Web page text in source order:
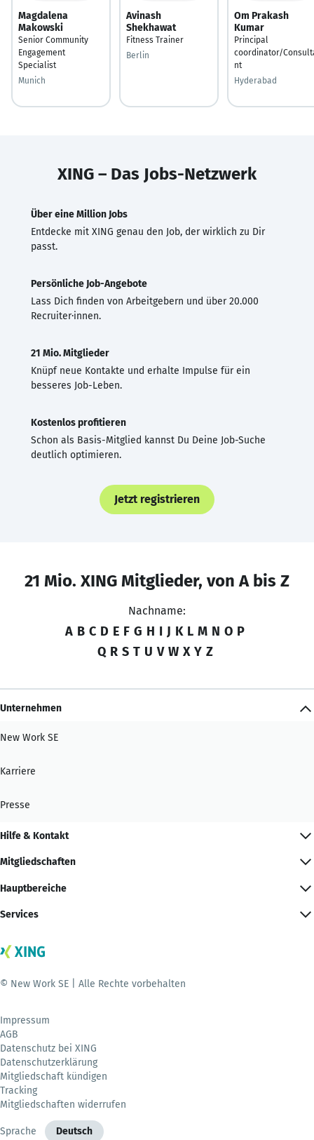
Magdalena
Makowski
Senior Community
Engagement
Specialist
Munich
Avinash
Shekhawat
Fitness Trainer
Berlin
Om Prakash
Kumar
Principal
coordinator/
nt
Hyderabad
XING – Das Jobs-Netzwerk
Über eine Million Jobs
Entdecke mit XING genau den Job, der wirklich zu Dir
passt.
Persönliche Job-Angebote
Lass Dich finden von Arbeitgebern und über 20.000
Recruiter·innen.
21 Mio. Mitglieder
Knüpf neue Kontakte und erhalte Impulse für ein
besseres Job-Leben.
Kostenlos profitieren
Schon als Basis-Mitglied kannst Du Deine Job-Suche
deutlich optimieren.
Jetzt registrieren
21 Mio. XING Mitglieder, von A bis Z
Nachname:
A B C D E F G H I J K L M N O P
Q R S T U V W X Y Z
Unternehmen
New Work SE
Karriere
Presse
Hilfe & Kontakt
Mitgliedschaften
Hauptbereiche
Services
© New Work SE | Alle Rechte vorbehalten
Impressum
AGB
Datenschutz bei XING
Datenschutzerklärung
Mitgliedschaft kündigen
Tracking
Mitgliedschaften widerrufen
Sprache Deutsch